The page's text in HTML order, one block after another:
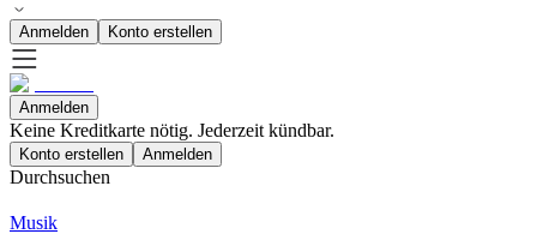
Anmelden Konto erstellen
Anmelden
Keine Kreditkarte nötig. Jederzeit kündbar.
Konto erstellen Anmelden
Durchsuchen
Musik